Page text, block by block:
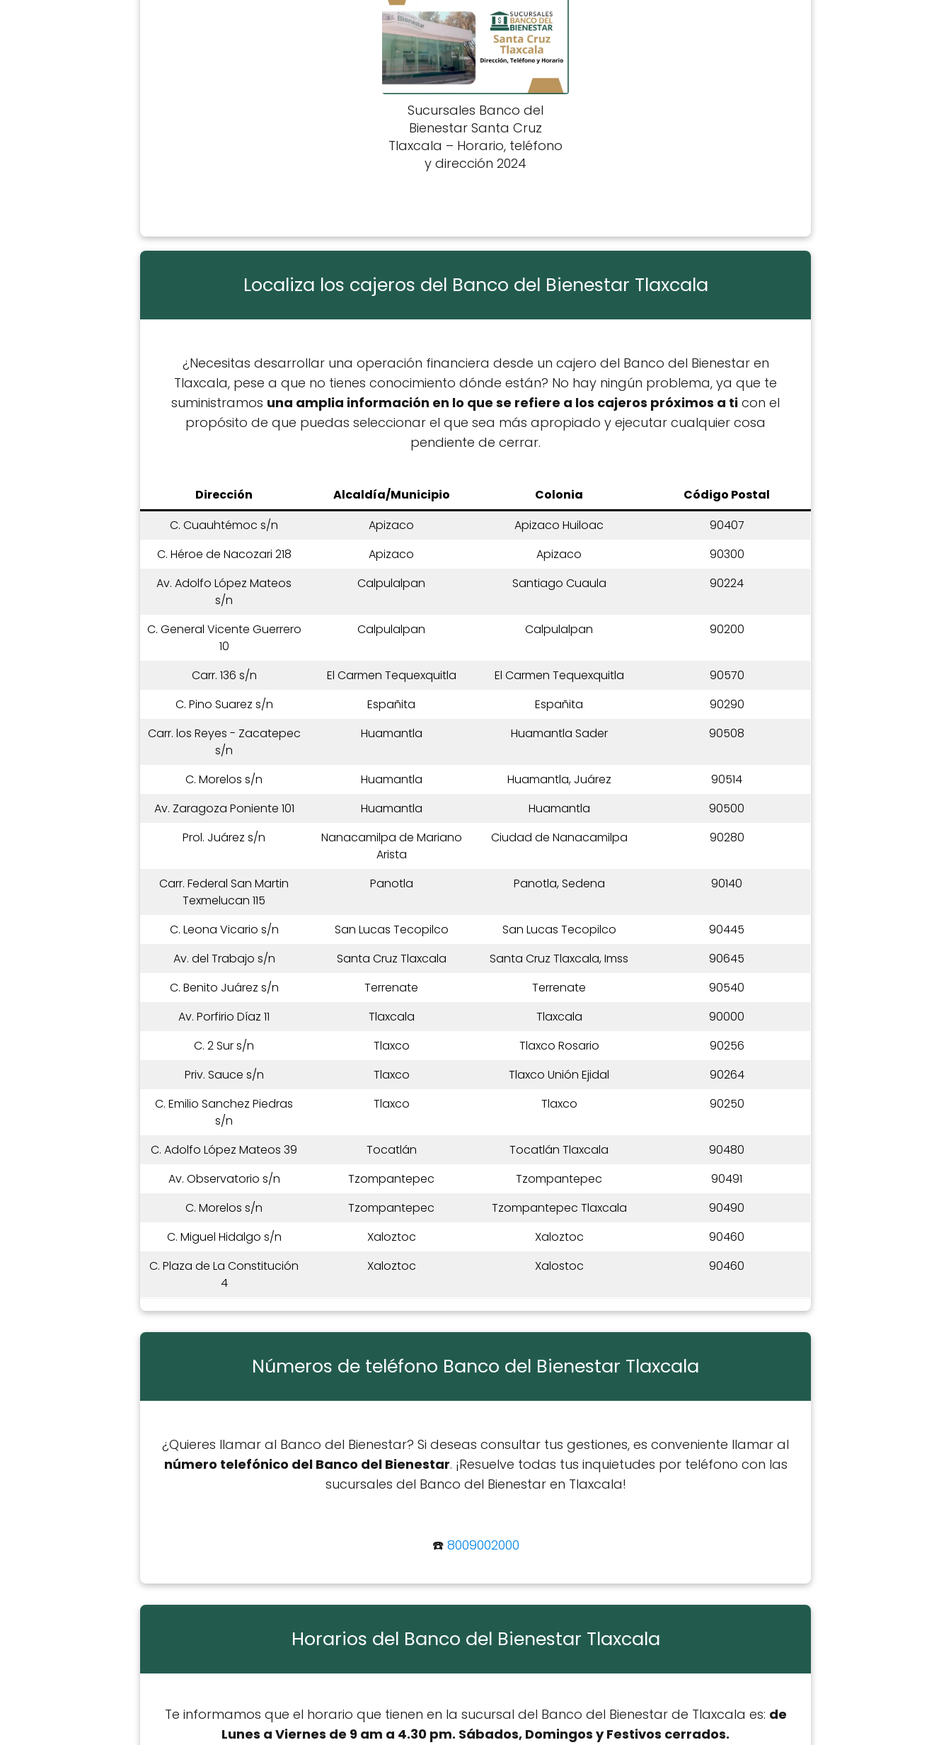
Sucursales Banco del
Bienestar Santa Cruz
Tlaxcala – Horario, teléfono
y dirección 2024
Localiza los cajeros del Banco del Bienestar Tlaxcala
¿Necesitas desarrollar una operación financiera desde un cajero del Banco del Bienestar en
Tlaxcala, pese a que no tienes conocimiento dónde están? No hay ningún problema, ya que te
suministramos una amplia información en lo que se refiere a los cajeros próximos a ti con el
propósito de que puedas seleccionar el que sea más apropiado y ejecutar cualquier cosa
pendiente de cerrar.
Dirección Alcaldía/Municipio Colonia Código Postal
C. Cuauhtémoc s/n
Apizaco Apizaco Huiloac
90407
C. Héroe de Nacozari 218
Apizaco Apizaco
90300
Av. Adolfo López Mateos
s/n
Calpulalpan Santiago Cuaula 90224
C. General Vicente Guerrero
10
Calpulalpan Calpulalpan 90200
Carr. 136 s/n El Carmen Tequexquitla El Carmen Tequexquitla
90570
C. Pino Suarez s/n
Españita Españita
90290
Carr. los Reyes - Zacatepec
s/n
Huamantla Huamantla Sader 90508
C. Morelos s/n Huamantla Huamantla, Juárez
90514
Av. Zaragoza Poniente 101
Huamantla Huamantla
90500
Prol. Juárez s/n
Nanacamilpa de Mariano
Arista
Ciudad de Nanacamilpa 90280
Carr. Federal San Martin
Texmelucan 115
Panotla Panotla, Sedena 90140
C. Leona Vicario s/n San Lucas Tecopilco San Lucas Tecopilco
90445
Av. del Trabajo s/n
Santa Cruz Tlaxcala Santa Cruz Tlaxcala, Imss
90645
C. Benito Juárez s/n
Terrenate Terrenate
90540
Av. Porfirio Díaz 11
Tlaxcala Tlaxcala
90000
C. 2 Sur s/n
Tlaxco Tlaxco Rosario
90256
Priv. Sauce s/n
Tlaxco Tlaxco Unión Ejidal
90264
C. Emilio Sanchez Piedras
s/n
Tlaxco Tlaxco 90250
C. Adolfo López Mateos 39 Tocatlán Tocatlán Tlaxcala
90480
Av. Observatorio s/n
Tzompantepec Tzompantepec
90491
C. Morelos s/n
Tzompantepec Tzompantepec Tlaxcala
90490
C. Miguel Hidalgo s/n
Xaloztoc Xaloztoc
90460
C. Plaza de La Constitución
4
Xaloztoc Xalostoc 90460
Números de teléfono Banco del Bienestar Tlaxcala
¿Quieres llamar al Banco del Bienestar? Si deseas consultar tus gestiones, es conveniente llamar al
número telefónico del Banco del Bienestar. ¡Resuelve todas tus inquietudes por teléfono con las
sucursales del Banco del Bienestar en Tlaxcala!
☎️ 8009002000
Horarios del Banco del Bienestar Tlaxcala
Te informamos que el horario que tienen en la sucursal del Banco del Bienestar de Tlaxcala es: de
Lunes a Viernes de 9 am a 4.30 pm. Sábados, Domingos y Festivos cerrados.